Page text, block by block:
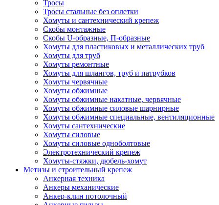
Тросы
Тросы стальные без оплетки
Хомуты и сантехнический крепеж
Скобы монтажные
Скобы U-образные, П-образные
Хомуты для пластиковых и металлических труб
Хомуты для труб
Хомуты ремонтные
Хомуты для шлангов, труб и патрубков
Хомуты червячные
Хомуты обжимные
Хомуты обжимные накатные, червячные
Хомуты обжимные силовые шарнирные
Хомуты обжимные специальные, вентиляционные
Хомуты сантехнические
Хомуты силовые
Хомуты силовые одноболтовые
Электротехнический крепеж
Хомуты-стяжки, дюбель-хомут
Метизы и строительный крепеж
Анкерная техника
Анкеры механические
Анкер-клин потолочный